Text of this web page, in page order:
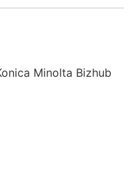
Minolta Bizhub